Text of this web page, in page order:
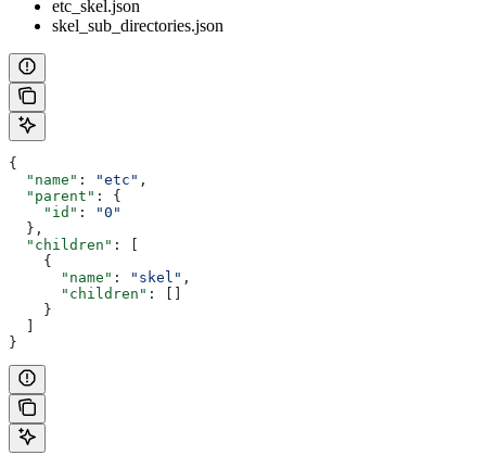
etc_skel.json
skel_sub_directories.json
{
  "name"
: "etc" ,
  "parent"
: {
    "id"
:
"0"
  },
  "children"
: [
    {
      "name"
: "skel" ,
      "children"
: []
    }
}